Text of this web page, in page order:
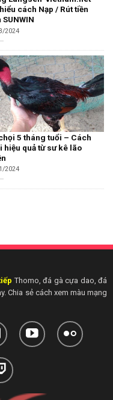
cách Nạp / Rút tiền
2024
5 tháng tuổi – Cách
hiệu quả từ sư kê lão
2024
Thomo, đá gà cựa dao, đá
Chia sẻ cách xem màu mạng